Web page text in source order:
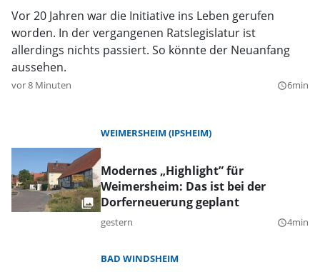
Vor 20 Jahren war die Initiative ins Leben gerufen
worden. In der vergangenen Ratslegislatur ist
allerdings nichts passiert. So könnte der Neuanfang
aussehen.
vor 8 Minuten query_builder6min
WEIMERSHEIM (IPSHEIM)
Modernes „Highlight” für
Weimersheim: Das ist bei der
Dorferneuerung geplant
gestern query_builder4min
BAD WINDSHEIM